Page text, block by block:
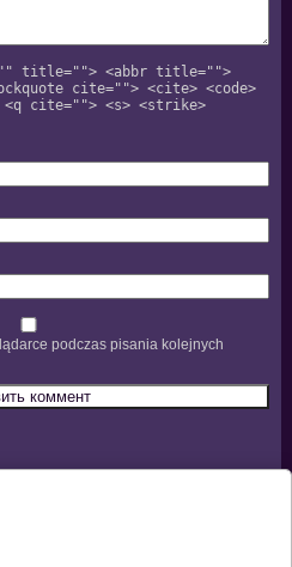
title=""> <abbr title="">
cite=""> <cite> <code>
<q cite=""> <s> <strike>
podczas pisania kolejnych